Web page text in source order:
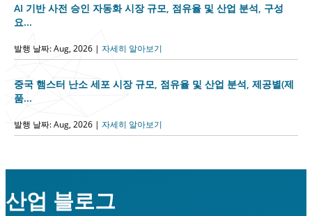
AI 기반 사전 승인 자동화 시장 규모, 점유율 및 산업 분석, 구성
요...
발행 날짜: Aug, 2026 | 자세히 알아보기
중국 햄스터 난소 세포 시장 규모, 점유율 및 산업 분석, 제공별(제
품...
발행 날짜: Aug, 2026 | 자세히 알아보기
산업 블로그